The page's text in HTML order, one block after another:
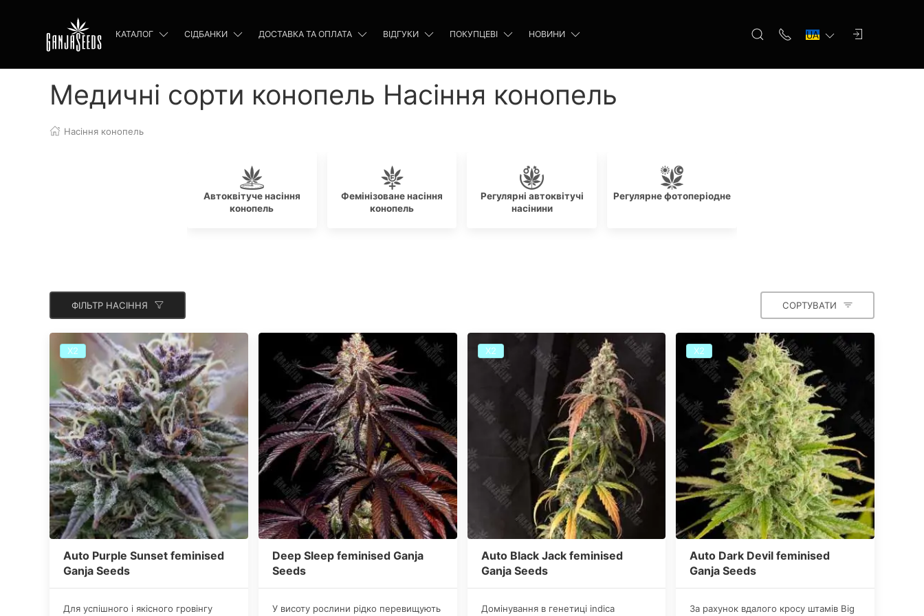
КАТАЛОГ СІДБАНКИ ДОСТАВКА ТА ОПЛАТА ВІДГУКИ ПОКУПЦЕВІ НОВИНИ
Медичні сорти конопель Насіння конопель
Насіння конопель
Автоквітуче насіння
конопель
Фемінізоване насіння
конопель
Регулярні автоквітучі
насінини
Регулярне фотоперіодне
ФІЛЬТР НАСІННЯ СОРТУВАТИ
Х2
Auto Purple Sunset feminised
Ganja Seeds
Для успішного і якісного гровінгу
Deep Sleep feminised Ganja
Seeds
У висоту рослини рідко перевищують
Х2
Auto Black Jack feminised
Ganja Seeds
Домінування в генетиці indica
Х2
Auto Dark Devil feminised
Ganja Seeds
За рахунок вдалого кросу штамів Big